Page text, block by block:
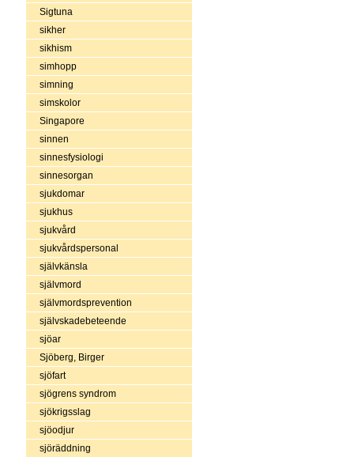
Sigtuna
sikher
sikhism
simhopp
simning
simskolor
Singapore
sinnen
sinnesfysiologi
sinnesorgan
sjukdomar
sjukhus
sjukvård
sjukvårdspersonal
självkänsla
självmord
självmordsprevention
självskadebeteende
sjöar
Sjöberg, Birger
sjöfart
sjögrens syndrom
sjökrigsslag
sjöodjur
sjöräddning